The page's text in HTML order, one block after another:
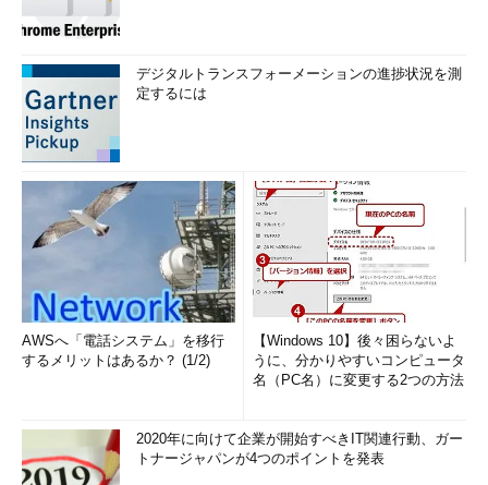
デジタルトランスフォーメーションの進捗状況を測
定するには
AWSへ「電話システム」を移行
するメリットはあるか？ (1/2)
【Windows 10】後々困らないよ
うに、分かりやすいコンピュータ
名（PC名）に変更する2つの方法
2020年に向けて企業が開始すべきIT関連行動、ガー
トナージャパンが4つのポイントを発表